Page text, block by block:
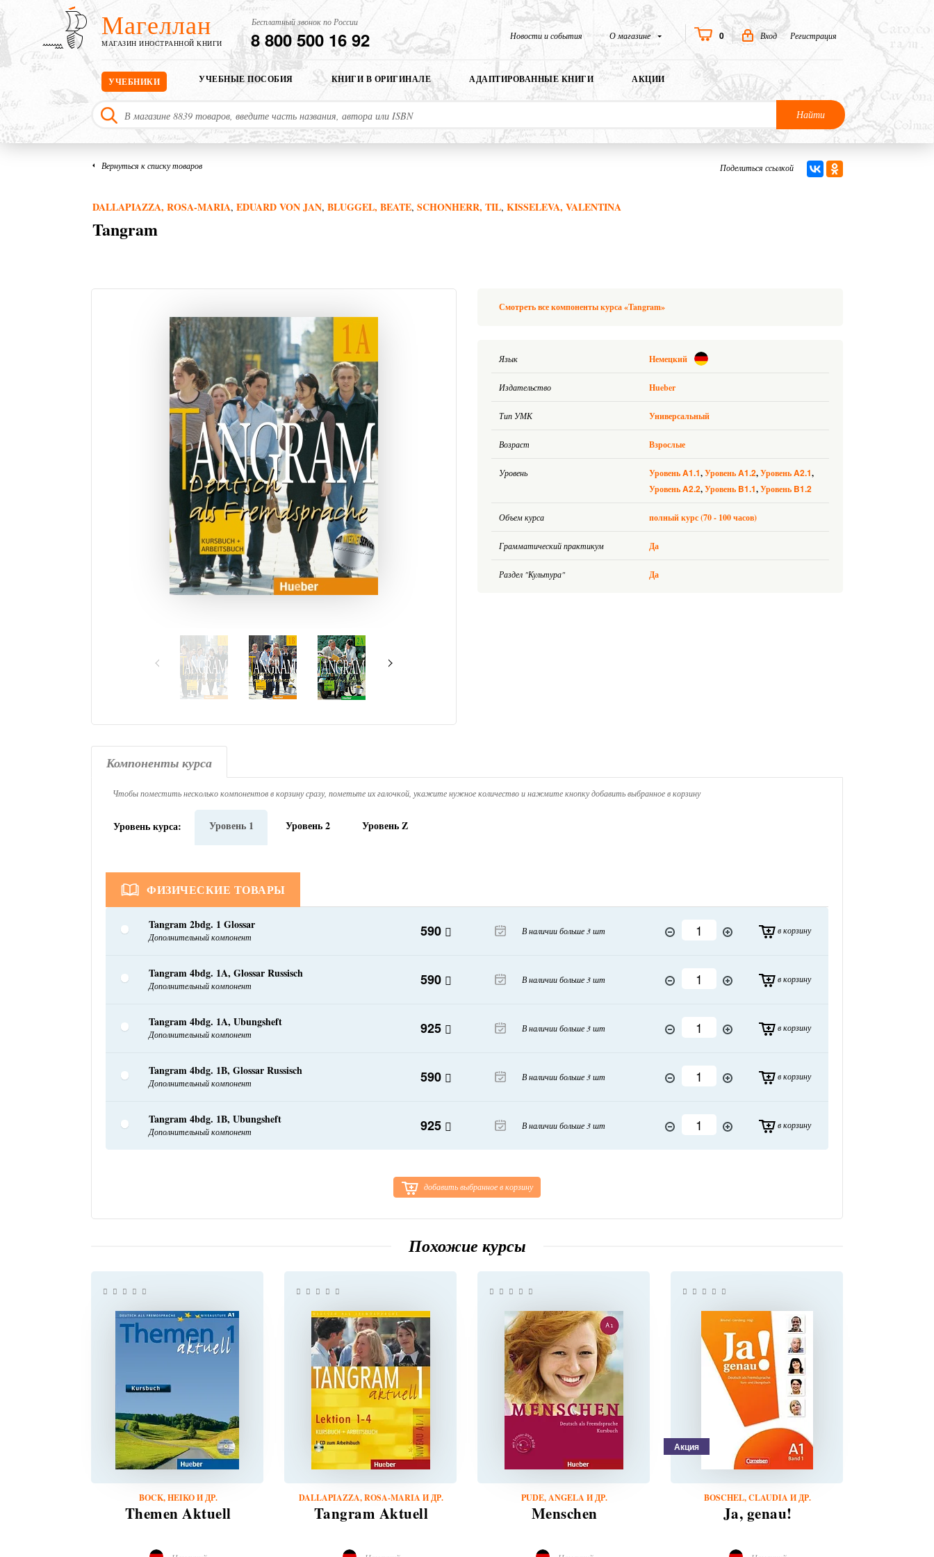
Магеллан
МАГАЗИН ИНОСТРАННОЙ КНИГИ
Бесплатный звонок по России
8 800 500 16 92 Новости и события О магазине 0 Вход Регистрация
УЧЕБНИКИ УЧЕБНЫЕ ПОСОБИЯ КНИГИ В ОРИГИНАЛЕ АДАПТИРОВАННЫЕ КНИГИ АКЦИИ
Найти
Вернуться к списку товаров Поделиться ссылкой
DALLAPIAZZA, ROSA-MARIA, EDUARD VON JAN, BLUGGEL, BEATE, SCHONHERR, TIL, KISSELEVA, VALENTINA
Tangram
Смотреть все компоненты курса «Tangram»
Язык Немецкий
Издательство Hueber
Тип УМК Универсальный
Возраст Взрослые
Уровень УровеньA1.1 УровеньA1.2 УровеньA2.1
УровеньA2.2 Уровень B1.1 Уровень B1.2
Объем курса полный курс (70 - 100 часов)
Грамматический практикум Да
Раздел "Культура" Да
Компоненты курса
Чтобы поместить несколько компонентов в корзину сразу, пометьте их галочкой, укажите нужное количество и нажмите кнопку добавить выбранное в корзину
Уровень курса: Уровень 1 Уровень 2 Уровень Z
ФИЗИЧЕСКИЕ ТОВАРЫ
Tangram 2bdg. 1 Glossar
Дополнительный компонент 590 В наличии больше 3 шт в корзину
Tangram 4bdg. 1A, Glossar Russisch
Дополнительный компонент 590 В наличии больше 3 шт в корзину
Tangram 4bdg. 1A, Ubungsheft
Дополнительный компонент 925 В наличии больше 3 шт в корзину
Tangram 4bdg. 1B, Glossar Russisch
Дополнительный компонент 590 В наличии больше 3 шт в корзину
Tangram 4bdg. 1B, Ubungsheft
Дополнительный компонент 925 В наличии больше 3 шт в корзину
добавить выбранное в корзину
Похожие курсы
BOCK, HEIKO И ДР.
Themen Aktuell
DALLAPIAZZA, ROSA-MARIA И ДР.
Tangram Aktuell
PUDE, ANGELA И ДР.
Menschen
Акция
BOSCHEL, CLAUDIA И ДР.
Ja, genau!